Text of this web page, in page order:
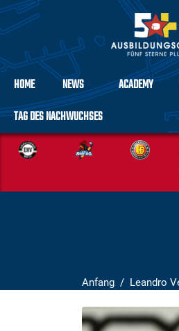
HOME NEWS ACADEMY
TAG DES NACHWUCHSES
Anfang Leandro